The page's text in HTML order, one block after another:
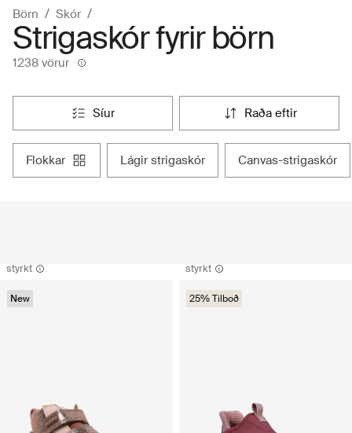
Börn Skór
Strigaskór fyrir börn
1238 vörur
síur raða eftir
flokkar lágir strigaskór canvas-strigaskór
styrkt
New
styrkt
25% Tilboð